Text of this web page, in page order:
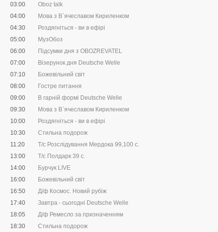
03:00
Oboz talk
04:00
Мова з В`ячеславом Кириленком
04:30
Роздягніться - ви в ефірі
05:00
МузОбоз
06:00
Підсумки дня з OBOZREVATEL
07:00
Візерунок дня Deutsche Welle
07:10
Божевільний світ
08:00
Гостре питання
09:00
В гарній формі Deutsche Welle
09:30
Мова з В`ячеславом Кириленком
10:00
Роздягніться - ви в ефірі
10:30
Стильна подорож
11:20
Т/с Розслідування Мердока 99,100 с.
13:00
Т/с Полдарк 39 с.
14:00
Бурчук LIVE
16:00
Божевільний світ
16:50
Д/ф Космос. Новий рубіж
17:40
Завтра - сьогодні Deutsche Welle
18:05
Д/ф Ремесло за призначенням
18:30
Стильна подорож